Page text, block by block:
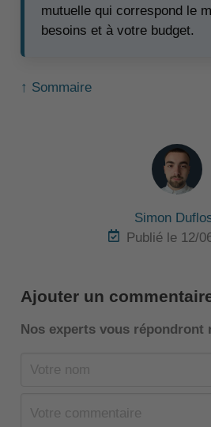
mutuelle qui correspond le
besoins et à votre budget.
↑ Sommaire
Simon
Publié le 12/
Ajouter un
Nos experts vous répondront